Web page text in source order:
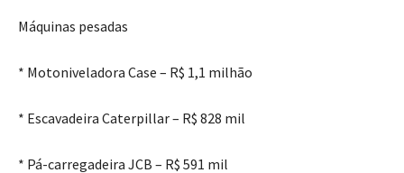
Máquinas pesadas
* Motoniveladora Case – R$ 1,1 milhão
* Escavadeira Caterpillar – R$ 828 mil
* Pá-carregadeira JCB – R$ 591 mil